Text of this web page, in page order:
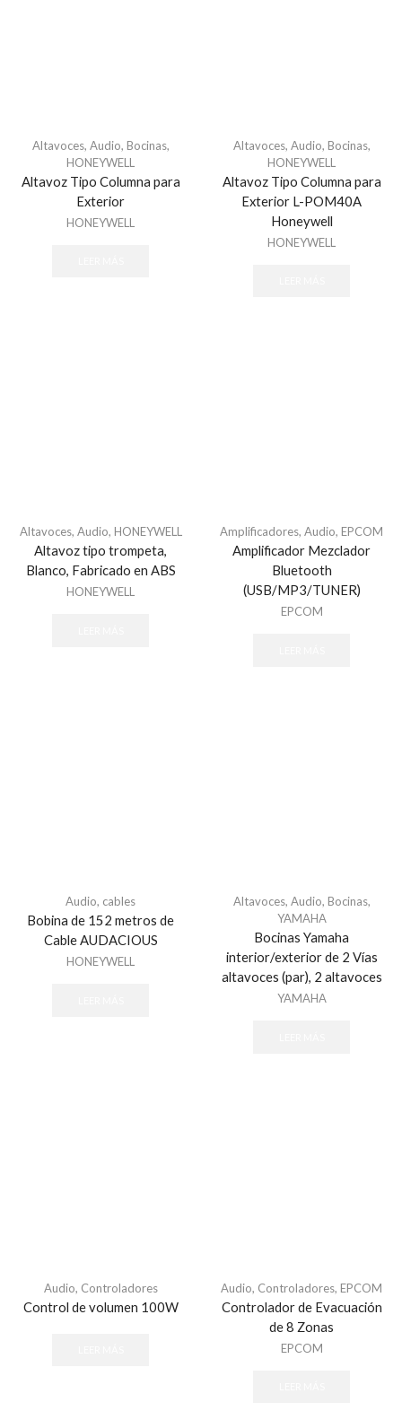
Altavoces, Audio, Bocinas,
HONEYWELL
Altavoz Tipo Columna para
Exterior
HONEYWELL
Altavoces, Audio, Bocinas,
HONEYWELL
Altavoz Tipo Columna para
Exterior L-POM40A
Honeywell
HONEYWELL
Altavoces, Audio, HONEYWELL
Altavoz tipo trompeta,
Blanco, Fabricado en ABS
HONEYWELL
Amplificadores, Audio, EPCOM
Amplificador Mezclador
Bluetooth
(USB/MP3/TUNER)
EPCOM
Audio, cables
Bobina de 152 metros de
Cable AUDACIOUS
HONEYWELL
Altavoces, Audio, Bocinas,
YAMAHA
Bocinas Yamaha
interior/exterior de 2 Vías
altavoces (par), 2 altavoces
YAMAHA
Audio, Controladores
Control de volumen 100W
Audio, Controladores, EPCOM
Controlador de Evacuación
de 8 Zonas
EPCOM